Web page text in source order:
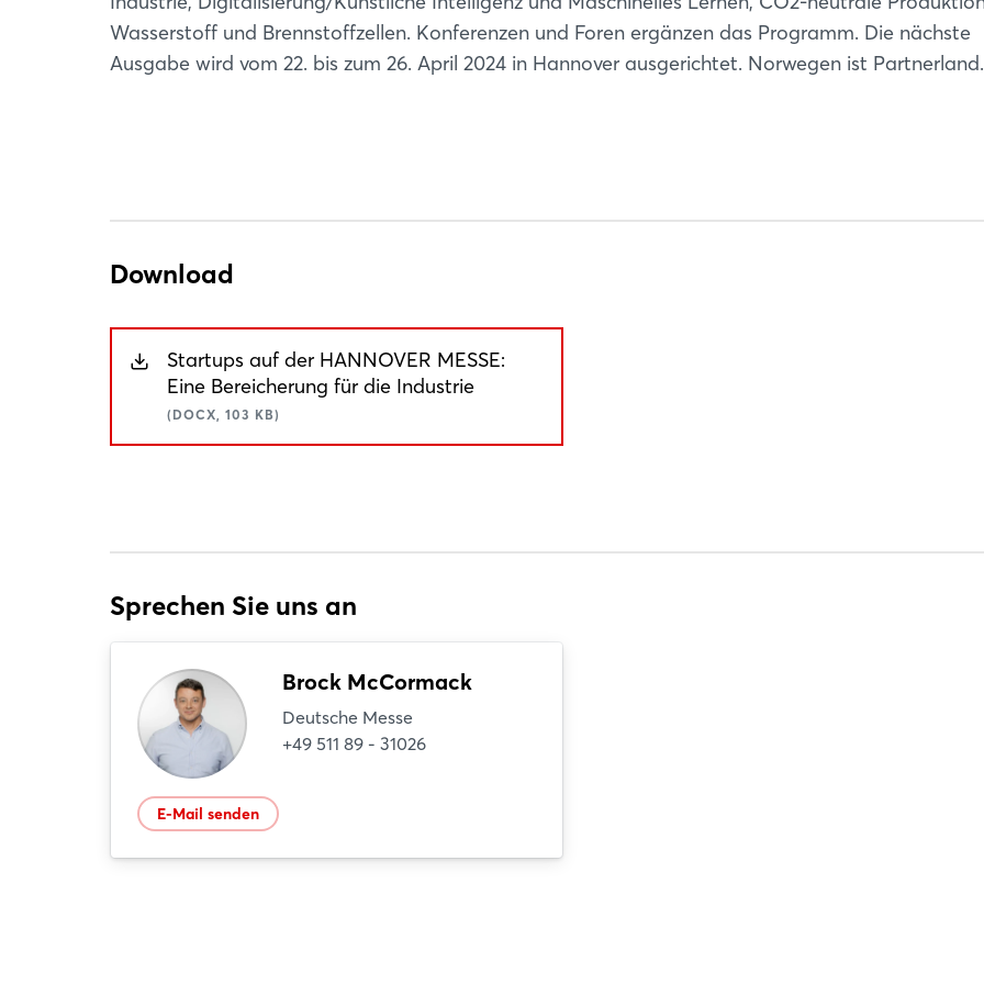
Wasserstoff und Brennstoffzellen. Konferenzen und Foren ergänzen das Programm. Die nächste
Ausgabe wird vom 22. bis zum 26. April 2024 in Hannover ausgerichtet. Norwegen ist Partnerland.
Download
Startups auf der HANNOVER MESSE:
Eine Bereicherung für die Industrie
(DOCX, 103 KB)
Sprechen Sie uns an
Brock McCormack
Deutsche Messe
+49 511 89 - 31026
E-Mail senden